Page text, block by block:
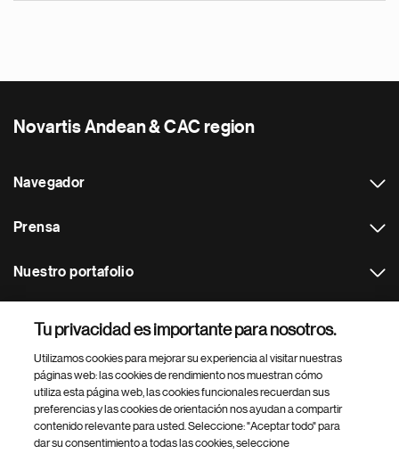
Novartis Andean & CAC region
Navegador
Prensa
Nuestro portafolio
Footer Site Search
Tu privacidad es importante para nosotros.
Utilizamos cookies para mejorar su experiencia al visitar nuestras
páginas web: las cookies de rendimiento nos muestran cómo
utiliza esta página web, las cookies funcionales recuerdan sus
preferencias y las cookies de orientación nos ayudan a compartir
contenido relevante para usted. Seleccione: "Aceptar todo" para
dar su consentimiento a todas las cookies, seleccione